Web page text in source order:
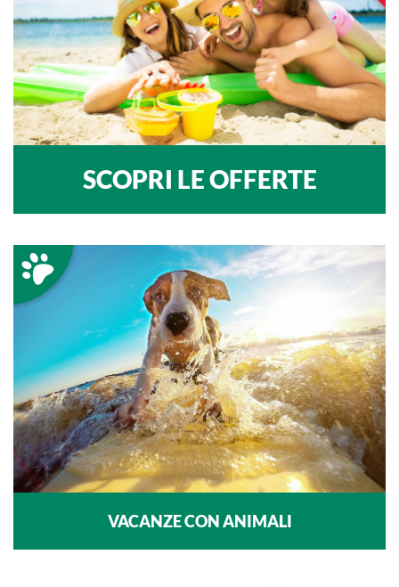
SCOPRI LE OFFERTE
VACANZE CON ANIMALI